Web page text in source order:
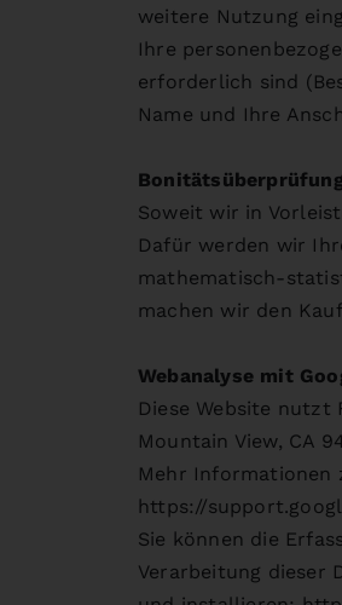
weitere Nutzung
Ihre
erforderlich sind
Name und Ihre
Soweit wir in
Dafür werden wir
mathematisch-
machen wir den
Webanalyse mit
Diese Website nutzt
Mountain View, CA
Mehr Informationen
https://
Sie können die
Verarbeitung dieser